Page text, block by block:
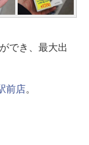
でき、最大出
前店。